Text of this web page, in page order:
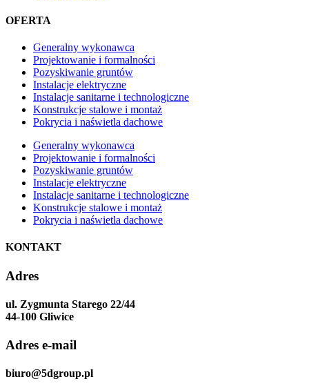
OFERTA
Generalny wykonawca
Projektowanie i formalności
Pozyskiwanie gruntów
Instalacje elektryczne
Instalacje sanitarne i technologiczne
Konstrukcje stalowe i montaż
Pokrycia i naświetla dachowe
Generalny wykonawca
Projektowanie i formalności
Pozyskiwanie gruntów
Instalacje elektryczne
Instalacje sanitarne i technologiczne
Konstrukcje stalowe i montaż
Pokrycia i naświetla dachowe
KONTAKT
Adres
ul. Zygmunta Starego 22/44
44-100 Gliwice
Adres e-mail
biuro@5dgroup.pl